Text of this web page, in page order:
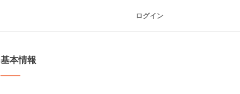
ログイン
基本情報